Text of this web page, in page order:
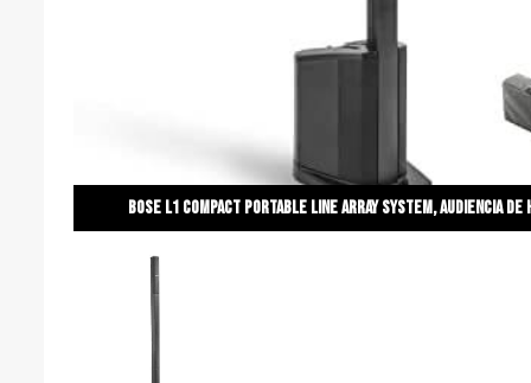
Bose l1 compact portable line array system, audiencia de